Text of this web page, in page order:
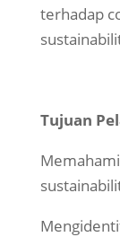
terhadap
Tujuan